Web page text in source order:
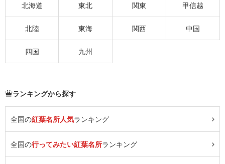
北海道 東北 関東 甲信越
北陸 東海 関西 中国
四国 九州
ランキングから探す
全国の紅葉名所人気ランキング
全国の行ってみたい紅葉名所ランキング